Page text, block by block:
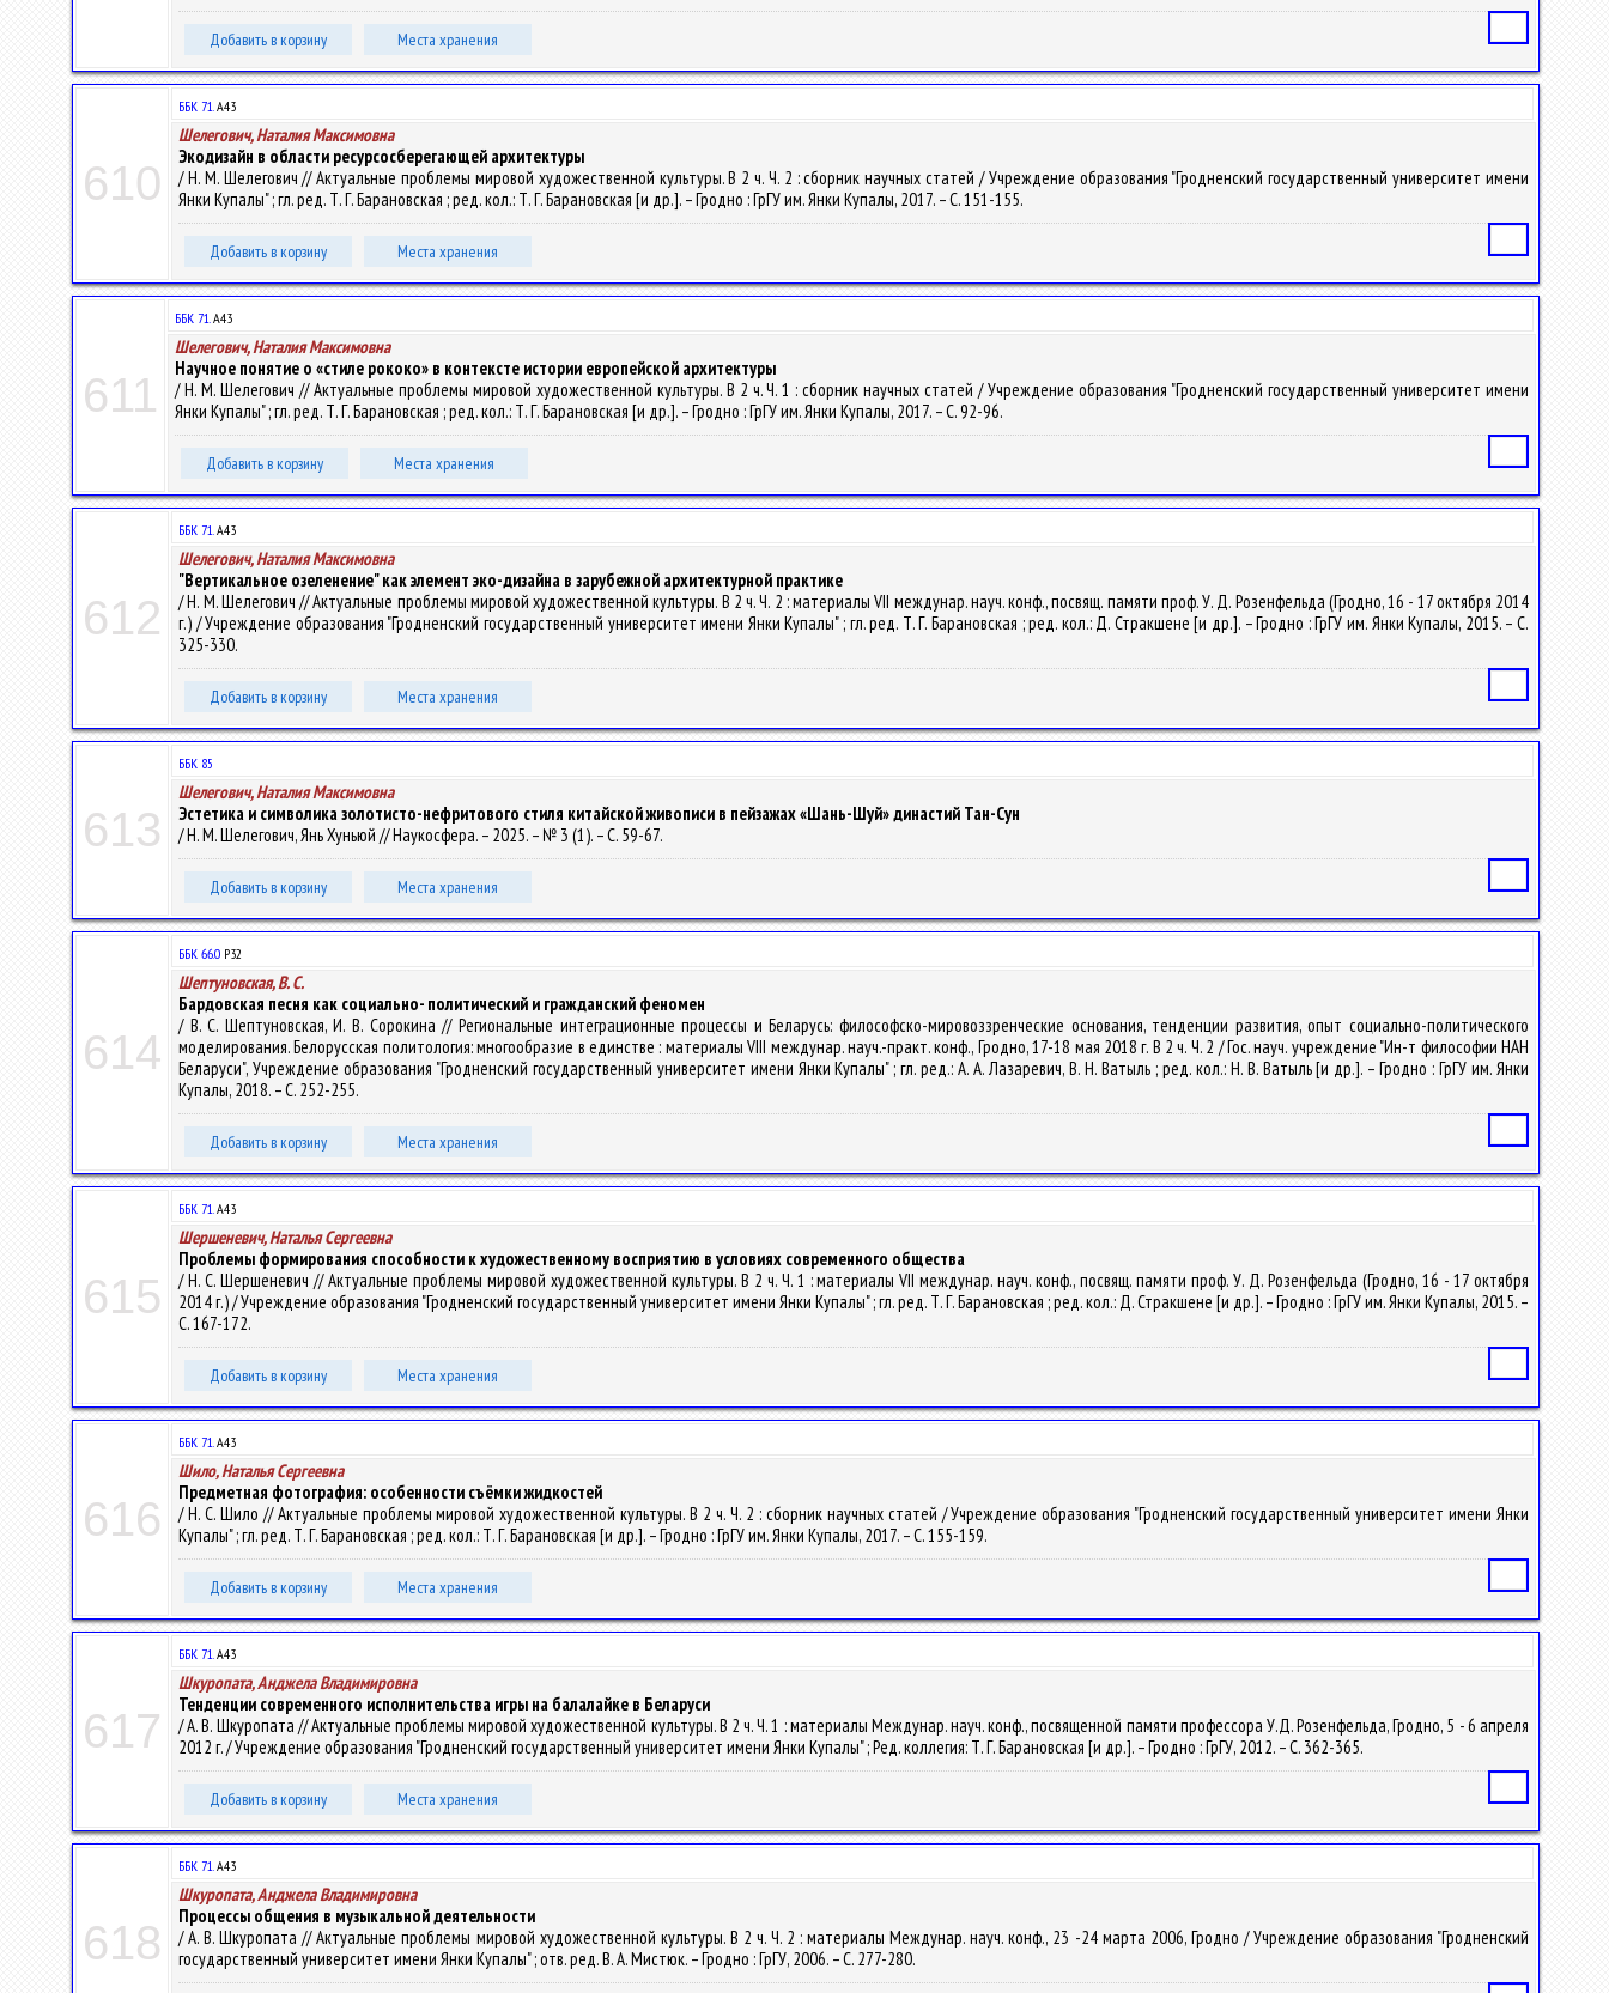
Добавить в корзину Места хранения
610
ББК 71.А43
Шелегович, Наталия Максимовна
Экодизайн в области ресурсосберегающей архитектуры
/ Н. М. Шелегович // Актуальные проблемы мировой художественной культуры. В 2 ч. Ч. 2 : сборник научных статей / Учреждение образования "Гродненский государственный университет имени
Янки Купалы" ; гл. ред. Т. Г. Барановская ; ред. кол.: Т. Г. Барановская [и др.]. – Гродно : ГрГУ им. Янки Купалы, 2017. – С. 151-155.
Добавить в корзину Места хранения
611
ББК 71.А43
Шелегович, Наталия Максимовна
Научное понятие о «стиле рококо» в контексте истории европейской архитектуры
/ Н. М. Шелегович // Актуальные проблемы мировой художественной культуры. В 2 ч. Ч. 1 : сборник научных статей / Учреждение образования "Гродненский государственный университет имени
Янки Купалы" ; гл. ред. Т. Г. Барановская ; ред. кол.: Т. Г. Барановская [и др.]. – Гродно : ГрГУ им. Янки Купалы, 2017. – С. 92-96.
Добавить в корзину Места хранения
612
ББК 71.А43
Шелегович, Наталия Максимовна
"Вертикальное озеленение" как элемент эко-дизайна в зарубежной архитектурной практике
/ Н. М. Шелегович // Актуальные проблемы мировой художественной культуры. В 2 ч. Ч. 2 : материалы VII междунар. науч. конф., посвящ. памяти проф. У. Д. Розенфельда (Гродно, 16 - 17 октября 2014
г.) / Учреждение образования "Гродненский государственный университет имени Янки Купалы" ; гл. ред. Т. Г. Барановская ; ред. кол.: Д. Стракшене [и др.]. – Гродно : ГрГУ им. Янки Купалы, 2015. – С.
325-330.
Добавить в корзину Места хранения
613
ББК 85
Шелегович, Наталия Максимовна
Эстетика и символика золотисто-нефритового стиля китайской живописи в пейзажах «Шань-Шуй» династий Тан-Сун
/ Н. М. Шелегович, Янь Хуньюй // Наукосфера. – 2025. – № 3 (1). – С. 59-67.
Добавить в корзину Места хранения
614
ББК 66.0 Р32
Шептуновская, В. С.
Бардовская песня как социально- политический и гражданский феномен
/ В. С. Шептуновская, И. В. Сорокина // Региональные интеграционные процессы и Беларусь: философско-мировоззренческие основания, тенденции развития, опыт социально-политического
моделирования. Белорусская политология: многообразие в единстве : материалы VIII междунар. науч.-практ. конф., Гродно, 17-18 мая 2018 г. В 2 ч. Ч. 2 / Гос. науч. учреждение "Ин-т философии НАН
Беларуси", Учреждение образования "Гродненский государственный университет имени Янки Купалы" ; гл. ред.: А. А. Лазаревич, В. Н. Ватыль ; ред. кол.: Н. В. Ватыль [и др.]. – Гродно : ГрГУ им. Янки
Купалы, 2018. – С. 252-255.
Добавить в корзину Места хранения
615
ББК 71.А43
Шершеневич, Наталья Сергеевна
Проблемы формирования способности к художественному восприятию в условиях современного общества
/ Н. С. Шершеневич // Актуальные проблемы мировой художественной культуры. В 2 ч. Ч. 1 : материалы VII междунар. науч. конф., посвящ. памяти проф. У. Д. Розенфельда (Гродно, 16 - 17 октября
2014 г.) / Учреждение образования "Гродненский государственный университет имени Янки Купалы" ; гл. ред. Т. Г. Барановская ; ред. кол.: Д. Стракшене [и др.]. – Гродно : ГрГУ им. Янки Купалы, 2015. –
С. 167-172.
Добавить в корзину Места хранения
616
ББК 71.А43
Шило, Наталья Сергеевна
Предметная фотография: особенности съёмки жидкостей
/ Н. С. Шило // Актуальные проблемы мировой художественной культуры. В 2 ч. Ч. 2 : сборник научных статей / Учреждение образования "Гродненский государственный университет имени Янки
Купалы" ; гл. ред. Т. Г. Барановская ; ред. кол.: Т. Г. Барановская [и др.]. – Гродно : ГрГУ им. Янки Купалы, 2017. – С. 155-159.
Добавить в корзину Места хранения
617
ББК 71.А43
Шкуропата, Анджела Владимировна
Тенденции современного исполнительства игры на балалайке в Беларуси
/ А. В. Шкуропата // Актуальные проблемы мировой художественной культуры. В 2 ч. Ч. 1 : материалы Междунар. науч. конф., посвященной памяти профессора У.Д. Розенфельда, Гродно, 5 - 6 апреля
2012 г. / Учреждение образования "Гродненский государственный университет имени Янки Купалы" ; Ред. коллегия: Т. Г. Барановская [и др.]. – Гродно : ГрГУ, 2012. – С. 362-365.
Добавить в корзину Места хранения
618
ББК 71.А43
Шкуропата, Анджела Владимировна
Процессы общения в музыкальной деятельности
/ А. В. Шкуропата // Актуальные проблемы мировой художественной культуры. В 2 ч. Ч. 2 : материалы Междунар. науч. конф., 23 -24 марта 2006, Гродно / Учреждение образования "Гродненский
государственный университет имени Янки Купалы" ; отв. ред. В. А. Мистюк. – Гродно : ГрГУ, 2006. – С. 277-280.